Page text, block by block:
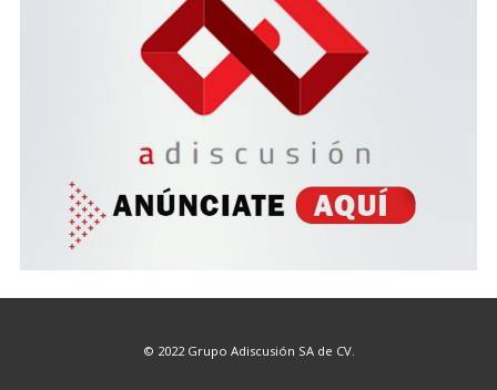
© 2022 Grupo Adiscusión SA de CV.